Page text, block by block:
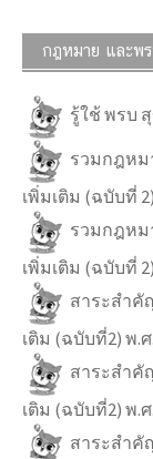
กฎหมาย และพ
รู้ใช้ พรบ
รวมกฎหม
เพิ่มเติม (ฉบับที่
รวมกฎหม
เพิ่มเติม (ฉบับที่
สาระสำคั
เติม (ฉบับที่2) พ.
สาระสำคั
เติม (ฉบับที่2) พ.ศ
สาระสำคั